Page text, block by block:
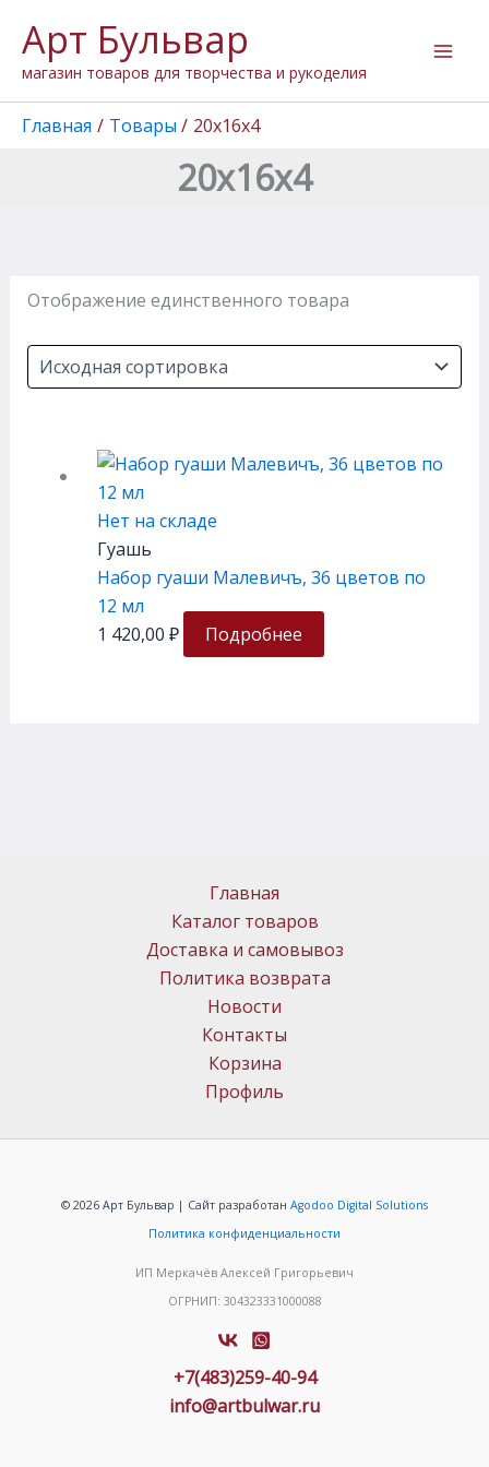
содержимому
Арт Бульвар
магазин товаров для творчества и рукоделия
Главная Товары 20х16х4
20х16х4
Отображение единственного товара
Нет на складе
Гуашь
Набор гуаши Малевичъ, 36 цветов по
12 мл
1 420,00 ₽ Подробнее
Главная
Каталог товаров
Доставка и самовывоз
Политика возврата
Новости
Контакты
Корзина
Профиль
© 2026 Арт Бульвар | Сайт разработан Agodoo Digital Solutions
Политика конфиденциальности
ИП Меркачёв Алексей Григорьевич
ОГРНИП: 304323331000088
+7(483)259-40-94
info@artbulwar.ru